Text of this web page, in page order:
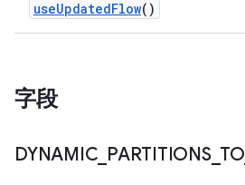
useUpdatedFlow()
字段
DYNAMIC PARTITIONS_ TO_